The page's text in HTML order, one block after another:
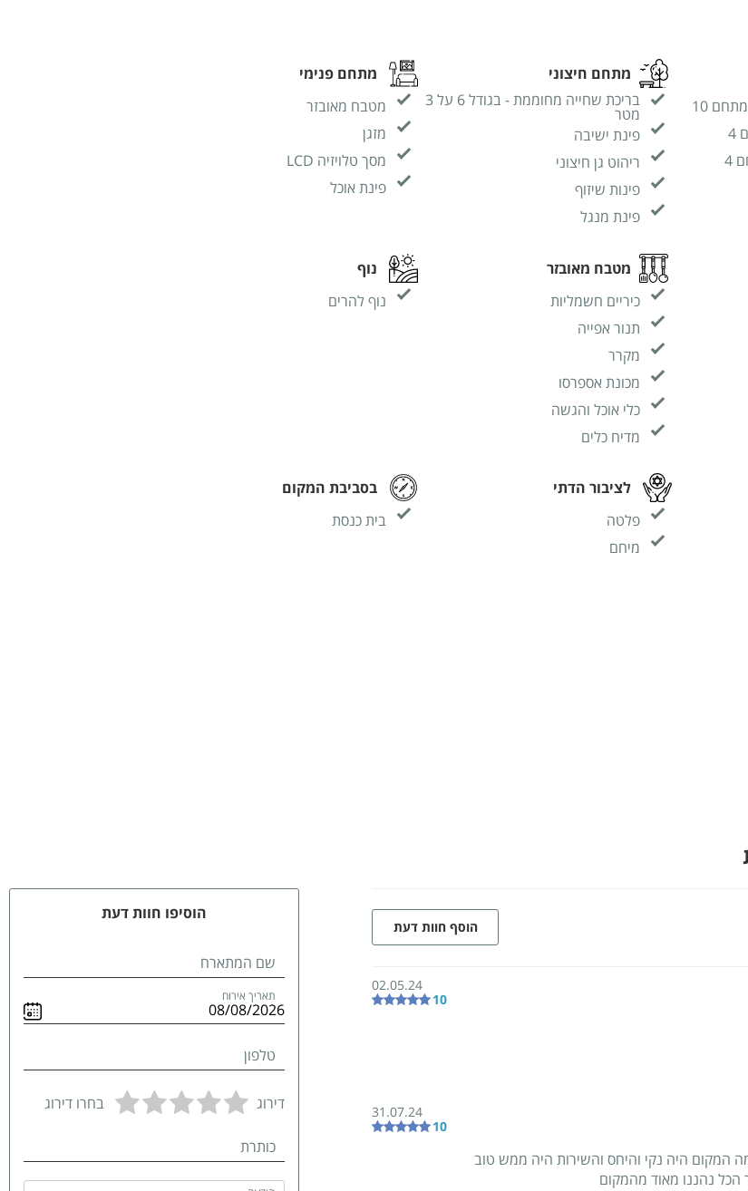
10
4
מתחם חיצוני
בריכת שחייה מחוממת - בגודל 6 על 3
מטר
פינת ישיבה
ריהוט גן חיצוני
פינות שיזוף
פינת מנגל
מתחם פנימי
מטבח מאובזר
מזגן
מסך טלויזיה LCD
פינת אוכל
מטבח מאובזר
כיריים חשמליות
תנור אפייה
מקרר
מכונת אספרסו
כלי אוכל והגשה
מדיח כלים
נוף
נוף להרים
לציבור הדתי
פלטה
מיחם
בסביבת המקום
בית כנסת
הוסיפו חוות דעת
שם המתארח
תאריך אירוח
טלפון
דירוג בחרו דירוג
כותרת
הוסף חוות דעת
02.05.24
10
31.07.24
10
המקום היה נקי והיחס והשירות היה ממש טוב
הכל נהננו מאוד מהמקום